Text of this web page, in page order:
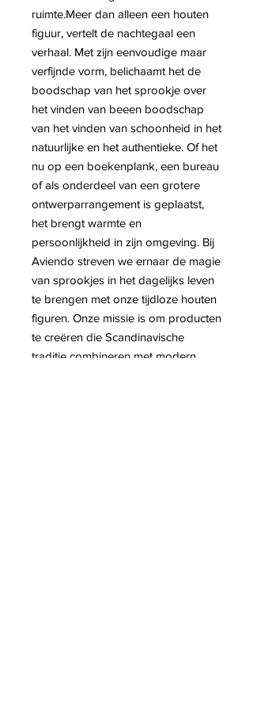
ruimte.Meer dan alleen een houten
figuur, vertelt de nachtegaal een
verhaal. Met zijn eenvoudige maar
verfijnde vorm, belichaamt het de
boodschap van het sprookje over
het vinden van beeen boodschap
van het vinden van schoonheid in het
natuurlijke en het authentieke. Of het
nu op een boekenplank, een bureau
of als onderdeel van een grotere
ontwerparrangement is geplaatst,
het brengt warmte en
persoonlijkheid in zijn omgeving. Bij
Aviendo streven we ernaar de magie
van sprookjes in het dagelijks leven
te brengen met onze tijdloze houten
figuren. Onze missie is om producten
te creëren die Scandinavische
traditie combineren met modern